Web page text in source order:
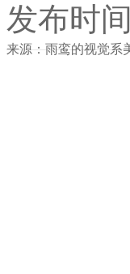
发布时
来源：雨鸾的视觉